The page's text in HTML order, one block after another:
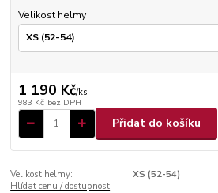
Velikost helmy
1 190 Kč/ks
983 Kč bez DPH
Přidat do košíku
Velikost helmy:
XS (52-54)
Hlídat cenu / dostupnost